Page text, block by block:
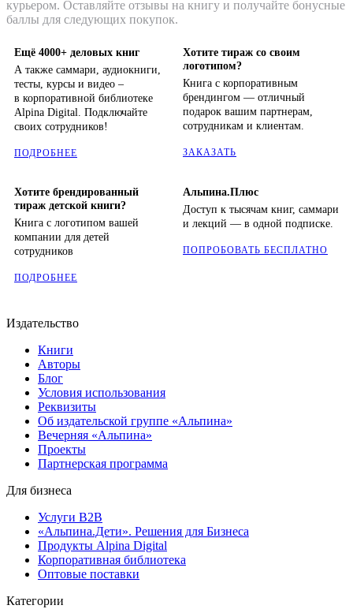
курьером. Оставляйте отзывы на книгу и получайте бонусные
баллы для следующих покупок.
Ещё 4000+ деловых книг
А также саммари, аудиокниги,
тесты, курсы и видео –
в корпоративной библиотеке
Alpina Digital. Подключайте
своих сотрудников!
ПОДРОБНЕЕ
Хотите тираж со своим
логотипом?
Книга с корпоративным
брендингом — отличный
подарок вашим партнерам,
сотрудникам и клиентам.
ЗАКАЗАТЬ
Хотите брендированный
тираж детской книги?
Книга с логотипом вашей
компании для детей
сотрудников
ПОДРОБНЕЕ
Альпина.Плюс
Доступ к тысячам книг, саммари
и лекций — в одной подписке.
ПОПРОБОВАТЬ БЕСПЛАТНО
Издательство
Книги
Авторы
Блог
Условия использования
Реквизиты
Об издательской группе «Альпина»
Вечерняя «Альпина»
Проекты
Партнерская программа
Для бизнеса
Услуги B2B
«Альпина.Дети». Решения для Бизнеса
Продукты Alpina Digital
Корпоративная библиотека
Оптовые поставки
Категории